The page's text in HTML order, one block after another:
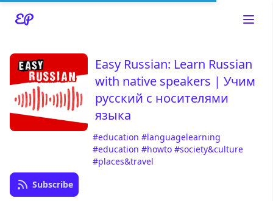
Read about our content policieshere
Easy Russian: Learn Russian
with native speakers | Учим
русский с носителями
языка
#education #languagelearning
#education #howto #society&culture
#places&travel
Subscribe